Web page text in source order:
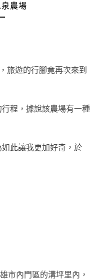
農場
旅遊的行腳竟再次來到
程 ， 據說該農場有一種
如此讓我更加好奇，於
市內門區的溝坪里內 ，